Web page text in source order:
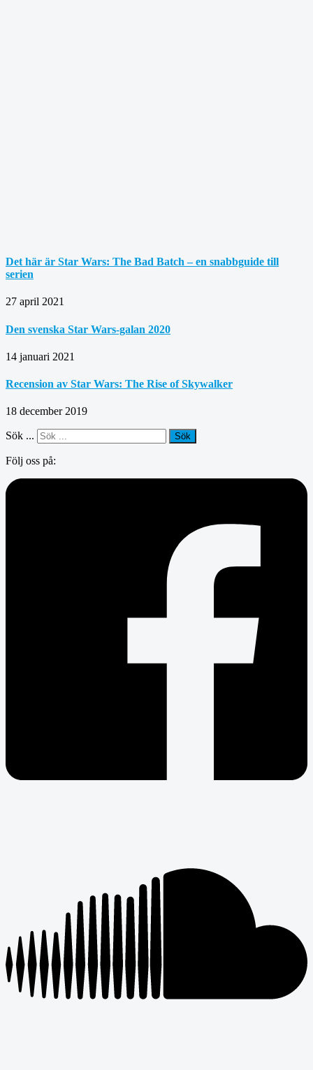
Det här är Star Wars: The Bad Batch – en snabbguide till
serien
27 april 2021
Den svenska Star Wars-galan 2020
14 januari 2021
Recension av Star Wars: The Rise of Skywalker
18 december 2019
Sök ... Sök
Följ oss på: